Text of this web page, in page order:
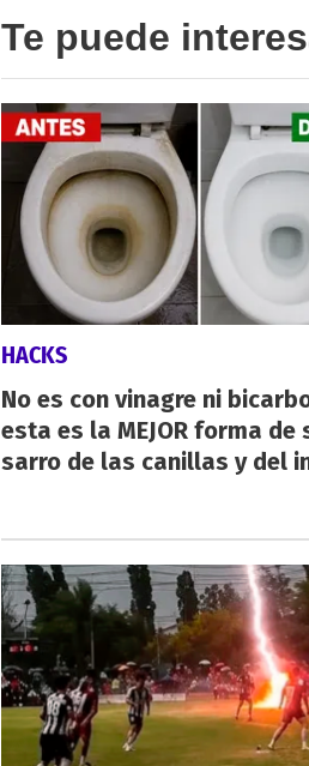
Te puede
HACKS
No es con vinagre ni
esta es la MEJOR forma de
sarro de las canillas y del